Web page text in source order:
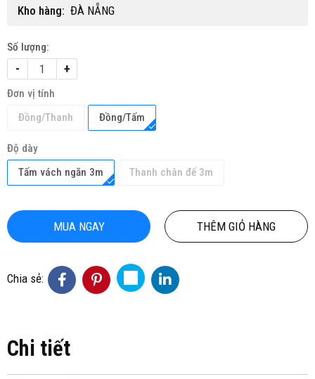
Kho hàng: ĐÀ NẴNG
Số lượng:
- +
Đơn vị tính
Đồng/Thanh
Đồng/Tấm
Độ dày
Tấm vách ngăn 3m
Thanh chân đế 3m
MUA NGAY THÊM GIỎ HÀNG
Chia sẻ:
Chi tiết